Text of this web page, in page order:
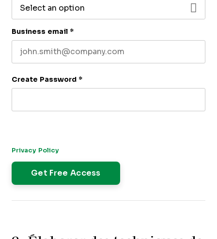
Business email *
Create Password *
Privacy Policy